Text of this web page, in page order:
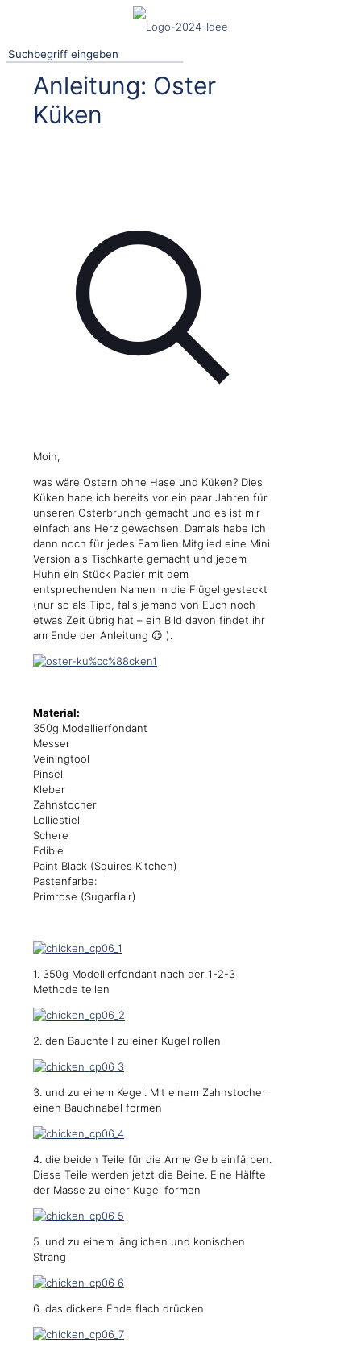
Anleitung: Oster
Küken
Moin,
was wäre Ostern ohne Hase und Küken? Dies
Küken habe ich bereits vor ein paar Jahren für
unseren Osterbrunch gemacht und es ist mir
einfach ans Herz gewachsen. Damals habe ich
dann noch für jedes Familien Mitglied eine Mini
Version als Tischkarte gemacht und jedem
Huhn ein Stück Papier mit dem
entsprechenden Namen in die Flügel gesteckt
(nur so als Tipp, falls jemand von Euch noch
etwas Zeit übrig hat – ein Bild davon findet ihr
am Ende der Anleitung 😉 ).
Material:
350g Modellierfondant
Messer
Veiningtool
Pinsel
Kleber
Zahnstocher
Lolliestiel
Schere
Edible
Paint Black (Squires Kitchen)
Pastenfarbe:
Primrose (Sugarflair)
1. 350g Modellierfondant nach der 1-2-3
Methode teilen
2. den Bauchteil zu einer Kugel rollen
3. und zu einem Kegel. Mit einem Zahnstocher
einen Bauchnabel formen
4. die beiden Teile für die Arme Gelb einfärben.
Diese Teile werden jetzt die Beine. Eine Hälfte
der Masse zu einer Kugel formen
5. und zu einem länglichen und konischen
Strang
6. das dickere Ende flach drücken